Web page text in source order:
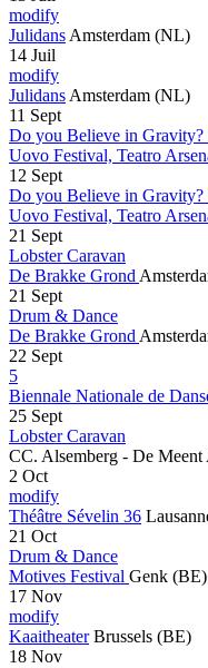
modify
Julidans Amsterdam (NL)
14 Juil
modify
Julidans Amsterdam (NL)
11 Sept
Do you Believe in
Uovo Festival, Teatro
12 Sept
Do you Believe in
Uovo Festival, Teatro
21 Sept
Lobster Caravan
De Brakke Grond
21 Sept
Drum & Dance
De Brakke Grond
22 Sept
5
Biennale Nationale de
25 Sept
Lobster Caravan
CC. Alsemberg - De Meent
2 Oct
modify
Théâtre Sévelin 36
21 Oct
Drum & Dance
Motives Festival Genk (BE)
17 Nov
modify
Kaaitheater Brussels (BE)
18 Nov